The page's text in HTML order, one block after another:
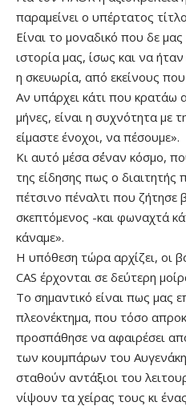
παραμείνει ο υπέρτατος
Είναι το μοναδικό που δε
ιστορία μας, ίσως και να
η σκευωρία, από εκείνους
Αν υπάρχει κάτι που κρατάω
μήνες, είναι η συχνότητα με
είμαστε ένοχοι, να πέσουμε».
Κι αυτό μέσα σ΄έναν κόσμο,
της είδησης πως ο
πέτσινο πέναλτι που ζήτησε
σκεπτόμενος -και φωναχτά
κάναμε».
Η υπόθεση τώρα αρχίζει, οι
CAS έρχονται σε δεύτερη
Το σημαντικό είναι πως μας
πλεονέκτημα, που τόσο
προσπάθησε να αφαιρέσει
των κουμπάρων του
σταθούν αντάξιοι του
νίψουν τα χείρας τους κι